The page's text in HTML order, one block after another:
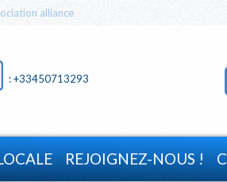
alliance
: +33450713293
REJOIGNEZ-NOUS !